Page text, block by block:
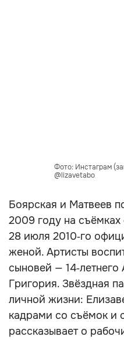
Фото: Инстаграм
@lizavetabo
Боярская и Матвеев
2009 году на
28 июля 2010‑го
женой. Артисты
сыновей —
Григория. Звёздная
личной жизни:
кадрами со съёмок и
рассказывает о